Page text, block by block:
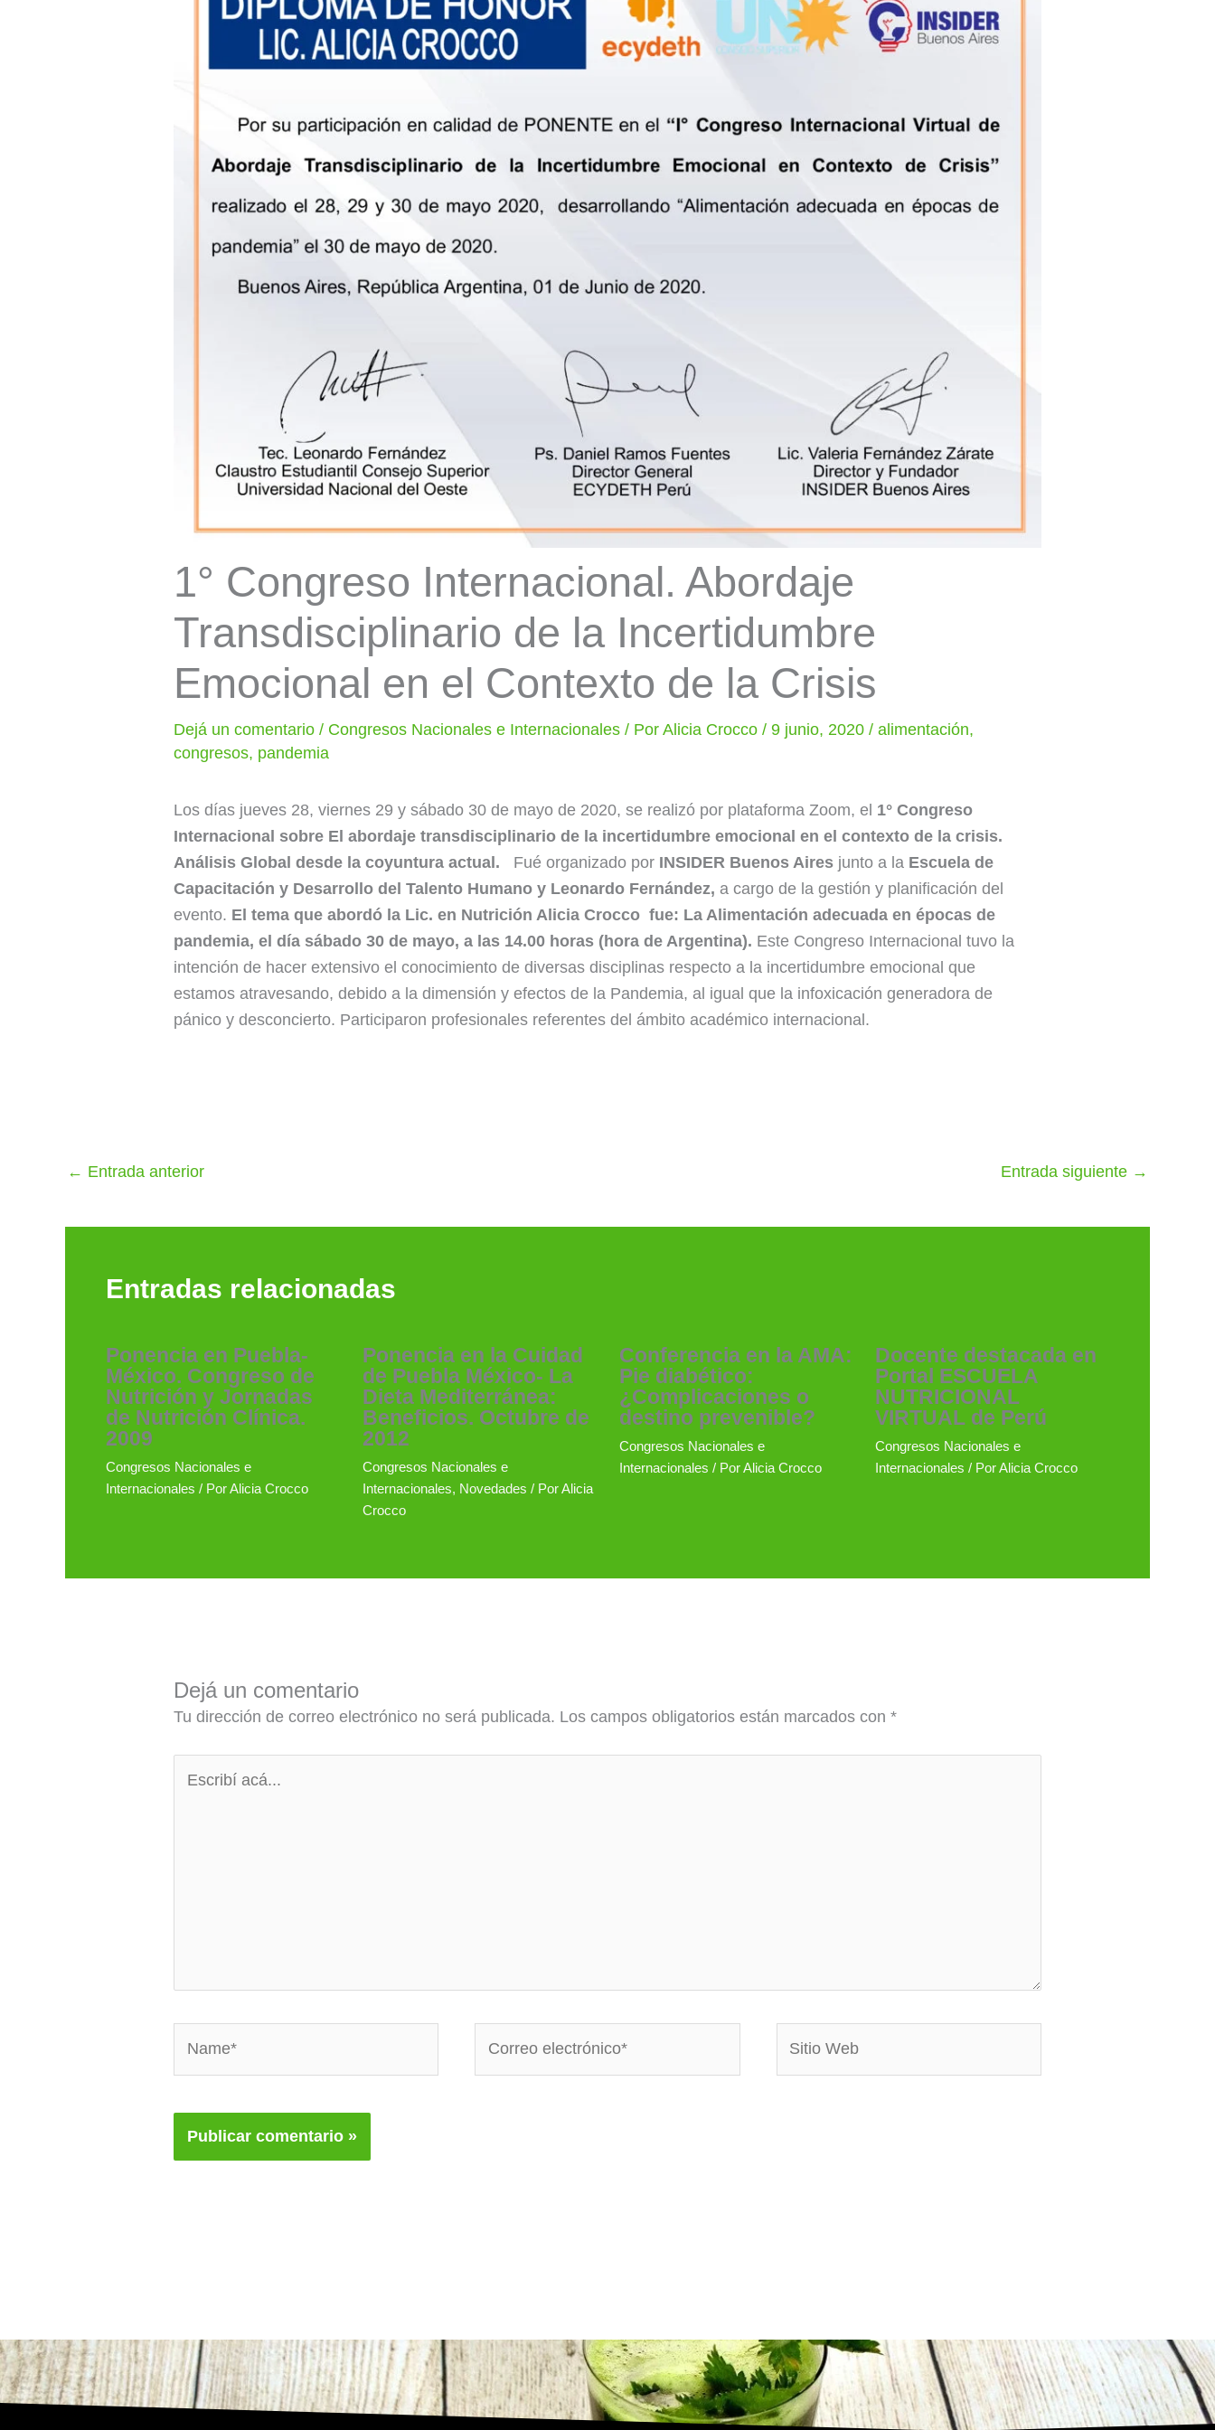
1° Congreso Internacional. Abordaje
Transdisciplinario de la Incertidumbre
Emocional en el Contexto de la Crisis
Dejá un comentario / Congresos Nacionales e Internacionales / PorAlicia Crocco/9 junio, 2020/alimentación,
congresos, pandemia
Los días jueves 28, viernes 29 y sábado 30 de mayo de 2020, se realizó por plataforma Zoom, el 1° Congreso
Internacional sobre El abordaje transdisciplinario de la incertidumbre emocional en el contexto de la crisis.
Análisis Global desde la coyuntura actual.
Fué organizado por INSIDER Buenos Aires junto a la Escuela de
Capacitación y Desarrollo del Talento Humano y Leonardo Fernández, a cargo de la gestión y planificación del
evento. El tema que abordó la Lic. en Nutrición Alicia Crocco fue: La Alimentación adecuada en épocas de
pandemia, el día sábado 30 de mayo, a las 14.00 horas (hora de Argentina). Este Congreso Internacional tuvo la
intención de hacer extensivo el conocimiento de diversas disciplinas respecto a la incertidumbre emocional que
estamos atravesando, debido a la dimensión y efectos de la Pandemia, al igual que la infoxicación generadora de
pánico y desconcierto. Participaron profesionales referentes del ámbito académico internacional.
← Entrada anterior Entrada siguiente →
Entradas relacionadas
Ponencia en Puebla-
México. Congreso de
Nutrición y Jornadas
de Nutrición Clínica.
2009
Congresos Nacionales e
Internacionales / PorAlicia Crocco
Ponencia en la Cuidad
de Puebla México- La
Dieta Mediterránea:
Beneficios. Octubre de
2012
Congresos Nacionales e
Internacionales, Novedades / PorAlicia
Crocco
Conferencia en la AMA:
Pie diabético:
¿Complicaciones o
destino prevenible?
Congresos Nacionales e
Internacionales / PorAlicia Crocco
Docente destacada en
Portal ESCUELA
NUTRICIONAL
VIRTUAL de Perú
Congresos Nacionales e
Internacionales / PorAlicia Crocco
Dejá un comentario
Tu dirección de correo electrónico no será publicada. Los campos obligatorios están marcados con*